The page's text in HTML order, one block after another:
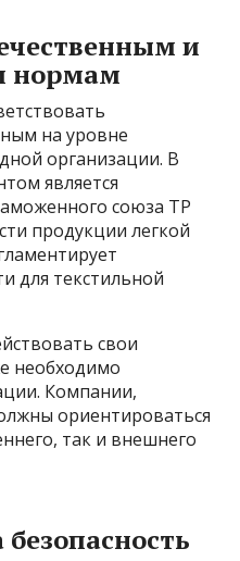
и
нормам
на уровне
организации. В
является
союза ТР
продукции легкой
для текстильной
свои
необходимо
Компании,
ориентироваться
так и внешнего